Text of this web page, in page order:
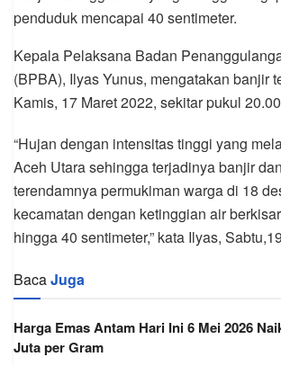
penduduk mencapai 40 sentimeter.
Kepala Pelaksana Badan
(BPBA), Ilyas Yunus, mengatakan banjir
Kamis, 17 Maret 2022, sekitar pukul
“Hujan dengan intensitas tinggi yang
Aceh Utara sehingga terjadinya banjir
terendamnya permukiman warga di 18
kecamatan dengan ketinggian air
hingga 40 sentimeter,” kata Ilyas,
BacaJuga
Harga Emas Antam Hari Ini 6 Mei 2026
Juta per Gram